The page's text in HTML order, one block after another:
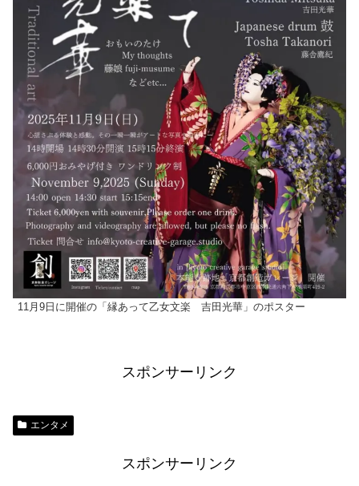
11月9日に開催の「縁あって乙女文楽 吉田光華」のポスター
スポンサーリンク
エンタメ
スポンサーリンク